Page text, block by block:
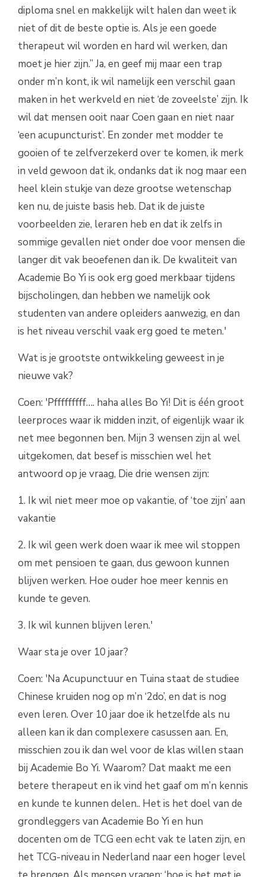
diploma snel en makkelijk wilt halen dan weet ik
niet of dit de beste optie is. Als je een goede
therapeut wil worden en hard wil werken, dan
moet je hier zijn.” Ja, en geef mij maar een trap
onder m’n kont, ik wil namelijk een verschil gaan
maken in het werkveld en niet ‘de zoveelste’ zijn. Ik
wil dat mensen ooit naar Coen gaan en niet naar
‘een acupuncturist’. En zonder met modder te
gooien of te zelfverzekerd over te komen, ik merk
in veld gewoon dat ik, ondanks dat ik nog maar een
heel klein stukje van deze grootse wetenschap
ken nu, de juiste basis heb. Dat ik de juiste
voorbeelden zie, leraren heb en dat ik zelfs in
sommige gevallen niet onder doe voor mensen die
langer dit vak beoefenen dan ik. De kwaliteit van
Academie Bo Yi is ook erg goed merkbaar tijdens
bijscholingen, dan hebben we namelijk ook
studenten van andere opleiders aanwezig, en dan
is het niveau verschil vaak erg goed te meten.'
Wat is je grootste ontwikkeling geweest in je
nieuwe vak?
Coen: 'Pfffffffff…. haha alles Bo Yi! Dit is één groot
leerproces waar ik midden inzit, of eigenlijk waar ik
net mee begonnen ben. Mijn 3 wensen zijn al wel
uitgekomen, dat besef is misschien wel het
antwoord op je vraag, Die drie wensen zijn:
1. Ik wil niet meer moe op vakantie, of ‘toe zijn’ aan
vakantie
2. Ik wil geen werk doen waar ik mee wil stoppen
om met pensioen te gaan, dus gewoon kunnen
blijven werken. Hoe ouder hoe meer kennis en
kunde te geven.
3. Ik wil kunnen blijven leren.'
Waar sta je over 10 jaar?
Coen: 'Na Acupunctuur en Tuina staat de studiee
Chinese kruiden nog op m’n ‘2do’, en dat is nog
even leren. Over 10 jaar doe ik hetzelfde als nu
alleen kan ik dan complexere casussen aan. En,
misschien zou ik dan wel voor de klas willen staan
bij Academie Bo Yi. Waarom? Dat maakt me een
betere therapeut en ik vind het gaaf om m’n kennis
en kunde te kunnen delen.. Het is het doel van de
grondleggers van Academie Bo Yi en hun
docenten om de TCG een echt vak te laten zijn, en
het TCG-niveau in Nederland naar een hoger level